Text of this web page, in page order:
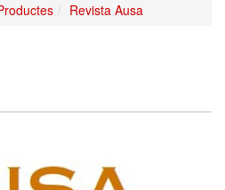
Revista Ausa